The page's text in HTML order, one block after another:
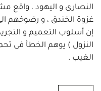
النصارى و اليهود ، واقع
غزوة الخندق ، و رضوخهم
إن أسلوب التعميم و
النزول ) يوهم الخطأ فى
الغيب .